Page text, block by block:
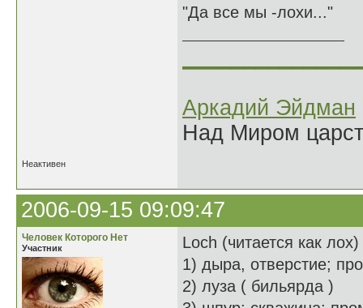
"Да все мы -лохи..."
Аркадий Эйдман
Над Миром
Неактивен
2006-09-15 09:09:47
Человек Которого Нет
Участник
Loch (читается как
1) дыра, отверстие;
2) луза ( бильярда )